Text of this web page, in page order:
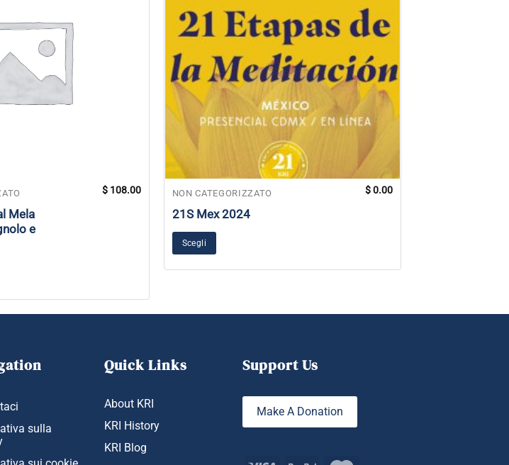
Mela
e
$ 108.00 NON CATEGORIZZATO
21S Mex 2024
$0.00
Scegli
sulla
Quick Links
About KRI
KRI History
KRI Blog
Support Us
Make A Donation